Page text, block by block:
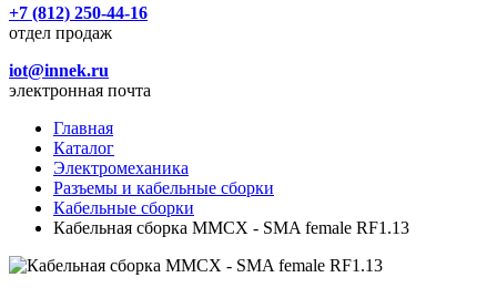
+7 (812) 250-44-16
отдел продаж
iot@innek.ru
электронная почта
Главная
Каталог
Электромеханика
Разъемы и кабельные сборки
Кабельные сборки
Кабельная сборка MMCX - SMA female RF1.13